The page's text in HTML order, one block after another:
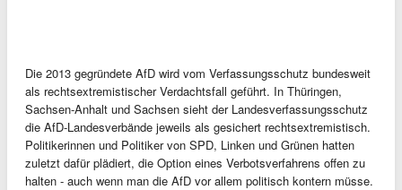
Die 2013 gegründete AfD wird vom Verfassungsschutz bundesweit
als rechtsextremistischer Verdachtsfall geführt. In Thüringen,
Sachsen-Anhalt und Sachsen sieht der Landesverfassungsschutz
die AfD-Landesverbände jeweils als gesichert rechtsextremistisch.
Politikerinnen und Politiker von SPD, Linken und Grünen hatten
zuletzt dafür plädiert, die Option eines Verbotsverfahrens offen zu
halten - auch wenn man die AfD vor allem politisch kontern müsse.